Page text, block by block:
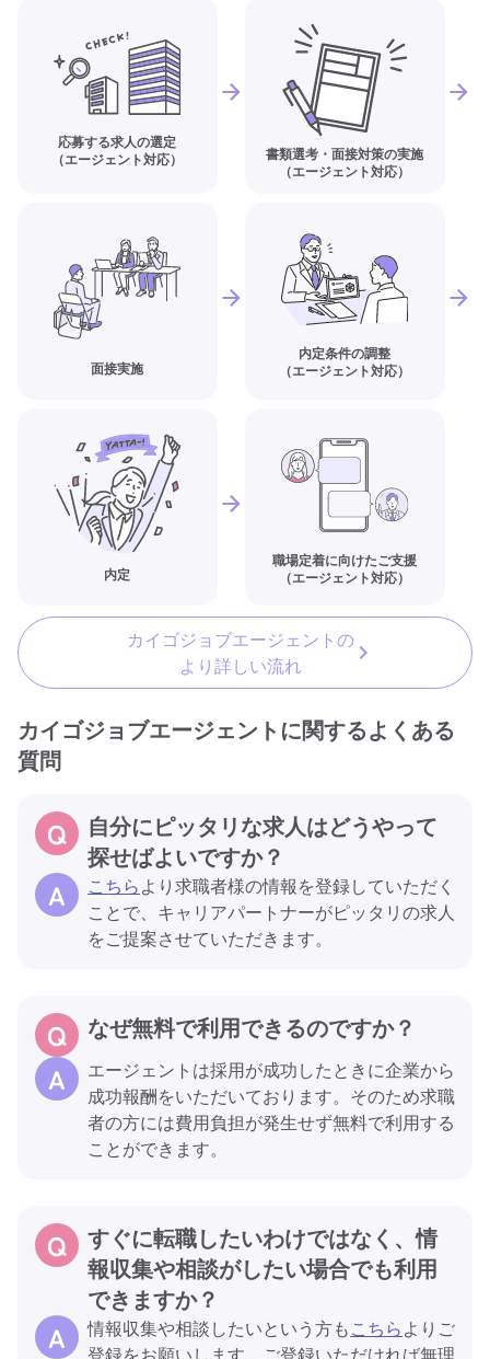
応募する求人の選定
（エージェント対応）
書類選考・面接対策の実施
（エージェント対応）
面接実施
内定条件の調整
（エージェント対応）
内定
職場定着に向けたご支援
（エージェント対応）
カイゴジョブエージェントの
より詳しい流れ
カイゴジョブエージェントに関するよくある
質問
自分にピッタリな求人はどうやって
探せばよいですか？
こちらより求職者様の情報を登録していただく
ことで、キャリアパートナーがピッタリの求人
をご提案させていただきます。
なぜ無料で利用できるのですか？
エージェントは採用が成功したときに企業から
成功報酬をいただいております。そのため求職
者の方には費用負担が発生せず無料で利用する
ことができます。
すぐに転職したいわけではなく、情
報収集や相談がしたい場合でも利用
できますか？
情報収集や相談したいという方もこちらよりご